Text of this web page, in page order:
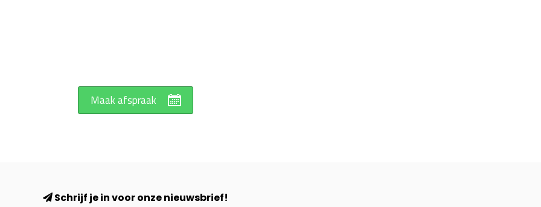
Maak afspraak
Schrijf je in voor onze nieuwsbrief!